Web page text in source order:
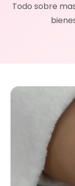
Todo sobre